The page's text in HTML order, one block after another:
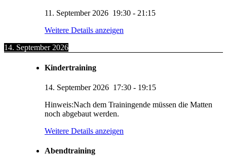
11. September 2026 19:30 - 21:15
Weitere Details anzeigen
14. September 2026
Kindertraining
14. September 2026 17:30 - 19:15
Hinweis:Nach dem Trainingende müssen die Matten
noch abgebaut werden.
Weitere Details anzeigen
Abendtraining